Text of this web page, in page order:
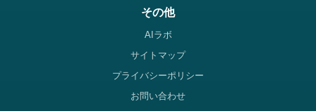
その他
AIラボ
サイトマップ
プライバシーポリシー
お問い合わせ